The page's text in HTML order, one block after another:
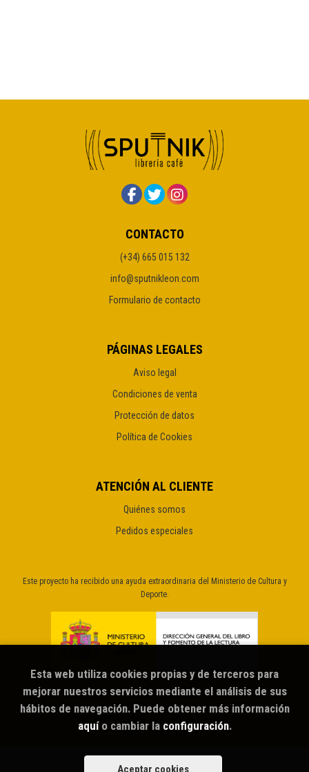
CONTACTO
(+34) 665 015 132
info@sputnikleon.com
Formulario de contacto
PÁGINAS LEGALES
Aviso legal
Condiciones de venta
Protección de datos
Política de Cookies
ATENCIÓN AL CLIENTE
Quiénes somos
Pedidos especiales
Este proyecto ha recibido una ayuda extraordinaria del Ministerio de Cultura y
Deporte.
2026 © Sputnik librería café. Todos los Derechos Reservados |
Grupo Trevenque
Esta web utiliza cookies propias y de terceros para
mejorar nuestros servicios mediante el análisis de sus
hábitos de navegación. Puede obtener más información
aquío cambiar la configuración.
Aceptar cookies